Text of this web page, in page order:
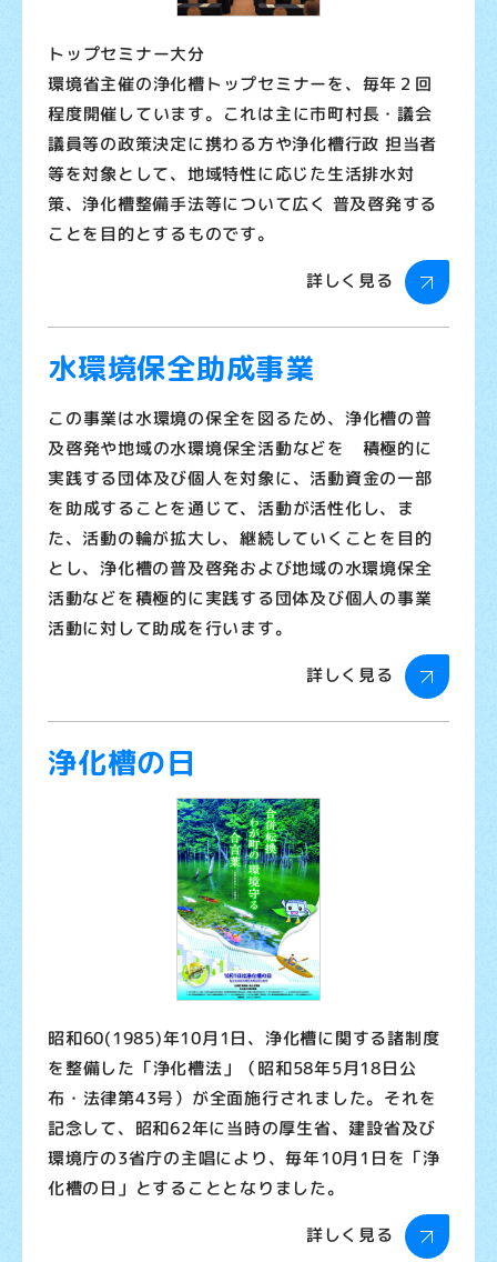
トップセミナー大分
環境省主催の浄化槽トップセミナーを、毎年２回
程度開催しています。これは主に市町村長・議会
議員等の政策決定に携わる方や浄化槽行政 担当者
等を対象として、地域特性に応じた生活排水対
策、浄化槽整備手法等について広く 普及啓発する
ことを目的とするものです。
詳しく見る
水環境保全助成事業
この事業は水環境の保全を図るため、浄化槽の普
及啓発や地域の水環境保全活動などを 積極的に
実践する団体及び個人を対象に、活動資金の一部
を助成することを通じて、活動が活性化し、ま
た、活動の輪が拡大し、継続していくことを目的
とし、浄化槽の普及啓発および地域の水環境保全
活動などを積極的に実践する団体及び個人の事業
活動に対して助成を行います。
詳しく見る
浄化槽の日
昭和60(1985)年10月1日、浄化槽に関する諸制度
を整備した「浄化槽法」（昭和58年5月18日公
布・法律第43号）が全面施行されました。それを
記念して、昭和62年に当時の厚生省、建設省及び
環境庁の3省庁の主唱により、毎年10月1日を「浄
化槽の日」とすることとなりました。
詳しく見る